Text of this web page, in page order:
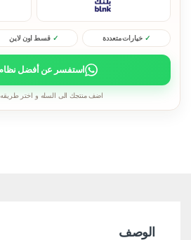
خيارات متعددة قسط اون لاين
استفسر عن أفضل
اضف منتجك الى السله و اختر طريقه
الوصف